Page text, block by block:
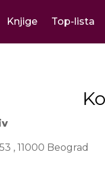
Knjige Top-lista
, 11000 Beograd